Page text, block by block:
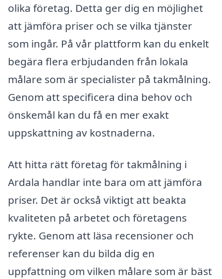
olika företag. Detta ger dig en möjlighet
att jämföra priser och se vilka tjänster
som ingår. På vår plattform kan du enkelt
begära flera erbjudanden från lokala
målare som är specialister på takmålning.
Genom att specificera dina behov och
önskemål kan du få en mer exakt
uppskattning av kostnaderna.
Att hitta rätt företag för takmålning i
Ardala handlar inte bara om att jämföra
priser. Det är också viktigt att beakta
kvaliteten på arbetet och företagens
rykte. Genom att läsa recensioner och
referenser kan du bilda dig en
uppfattning om vilken målare som är bäst